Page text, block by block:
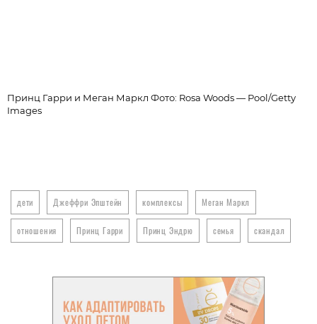
Принц Гарри и Меган Маркл Фото: Rosa Woods — Pool/Getty
Images
дети Джеффри Эпштейн комплексы Меган Маркл
отношения Принц Гарри Принц Эндрю семья скандал